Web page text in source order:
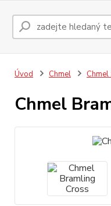
Úvod Chmel Chmel
Chmel